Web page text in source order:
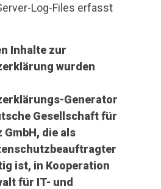
Log-Files erfasst
Inhalte zur
wurden
Generator
Gesellschaft für
die als
ist, in Kooperation
für IT- und